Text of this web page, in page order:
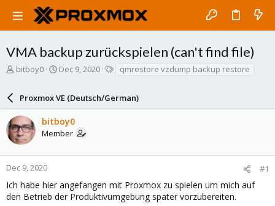
VMA backup zurückspielen (can't find file)
T
a
d
s
t
a
r
e
r
bitboy0
S
r
t
d
a
e
Dec 9, 2020
s
qmrestore vzdump backup restore
Proxmox VE (Deutsch/German)
bitboy0
Member
Dec 9, 2020 #1
Ich habe hier angefangen mit Proxmox zu spielen um mich auf
den Betrieb der Produktivumgebung später vorzubereiten.